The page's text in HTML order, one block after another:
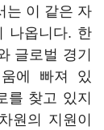
는 이 같은 자
나옵니다. 한
글로벌 경기
에 빠져 있
를 찾고 있지
원의 지원이